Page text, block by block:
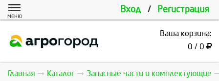
Вход / Регистрация
МЕНЮ
Ваша корзина:
0 / 0
Главная Каталог Запасные части и комплектующие